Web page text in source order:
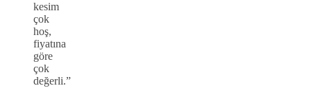
kesim
çok
hoş,
fiyatına
göre
çok
değerli.”